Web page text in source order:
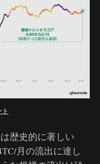
歴史的に著しい
月の流出に達し